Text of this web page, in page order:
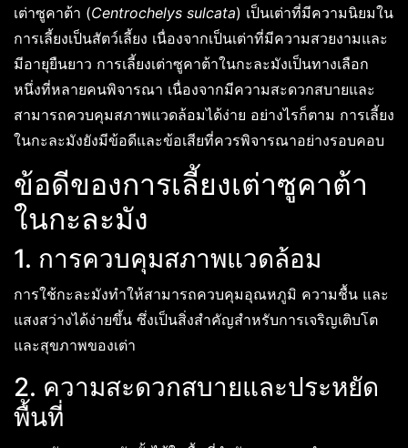
เต่าซูคาต้า (Centrochelys sulcata) เป็นเต่าที่มีความนิยมใน
การเลี้ยงเป็นสัตว์เลี้ยง เนื่องจากเป็นเต่าที่มีความสวยงามและ
มีอายุยืนยาว การเลี้ยงเต่าซูคาต้าในกะละมังเป็นทางเลือก
หนึ่งที่หลายคนพิจารณา เนื่องจากมีความสะดวกสบายและ
สามารถควบคุมสภาพแวดล้อมได้ง่าย อย่างไรก็ตาม การเลี้ยง
ในกะละมังยังมีข้อดีและข้อเสียที่ควรพิจารณาอย่างรอบคอบ
ข้อดีของการเลี้ยงเต่าซูคาต้า
ในกะละมัง
1. การควบคุมสภาพแวดล้อม
การใช้กะละมังทำให้สามารถควบคุมอุณหภูมิ ความชื้น และ
แสงสว่างได้ง่ายขึ้น ซึ่งเป็นสิ่งสำคัญสำหรับการเจริญเติบโต
และสุขภาพของเต่า
2. ความสะดวกสบายและประหยัด
พื้นที่